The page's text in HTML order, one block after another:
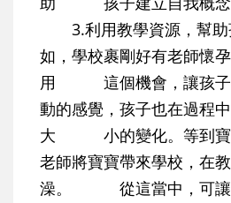
3.利用教學資源，幫助
如，學校裹剛好有老師懷
用 這個機會，讓孩子
動的感覺，孩子也在過程
大 小的變化。等到寶
老師將寶寶帶來學校，在
澡。 從這當中，可讓